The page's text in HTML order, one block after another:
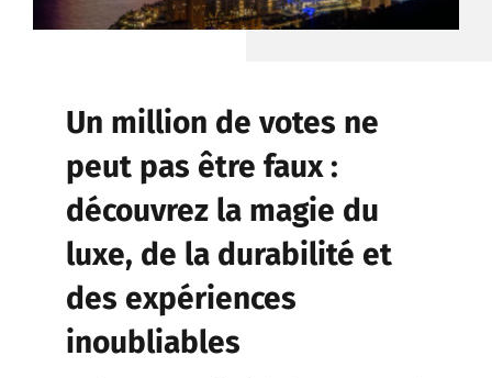
Un million de votes ne
peut pas être faux :
découvrez la magie du
luxe, de la durabilité et
des expériences
inoubliables